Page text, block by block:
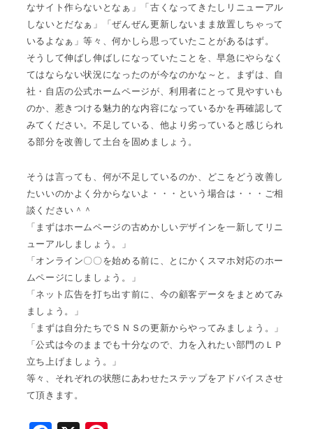
なサイト作らないとなぁ」「古くなってきたしリニューアル
しないとだなぁ」「ぜんぜん更新しないまま放置しちゃって
いるよなぁ」等々、何かしら思っていたことがあるはず。
そうして伸ばし伸ばしになっていたことを、早急にやらなく
てはならない状況になったのが今なのかな～と。まずは、自
社・自店の公式ホームページが、利用者にとって見やすいも
のか、惹きつける魅力的な内容になっているかを再確認して
みてください。不足している、他より劣っていると感じられ
る部分を改善して土台を固めましょう。
そうは言っても、何が不足しているのか、どこをどう改善し
たいいのかよく分からないよ・・・という場合は・・・ご相
談ください＾＾
「まずはホームページの古めかしいデザインを一新してリニ
ューアルしましょう。」
「オンライン〇〇を始める前に、とにかくスマホ対応のホー
ムページにしましょう。」
「ネット広告を打ち出す前に、今の顧客データをまとめてみ
ましょう。」
「まずは自分たちでＳＮＳの更新からやってみましょう。」
「公式は今のままでも十分なので、力を入れたい部門のＬＰ
立ち上げましょう。」
等々、それぞれの状態にあわせたステップをアドバイスさせ
て頂きます。